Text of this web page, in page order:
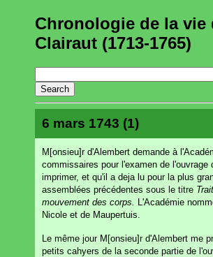
Chronologie de la vie
Clairaut (1713-1765)
6 mars 1743 (1)
M[onsieu]r d'Alembert demande à
commissaires pour l'examen de l'ouvrage
imprimer, et qu'il a deja lu pour la plus
assemblées précédentes sous le titre
mouvement des corps.
L'Académie
Nicole et de Maupertuis.
Le même jour M[onsieu]r d'Alembert me
petits cahyers de la seconde partie de